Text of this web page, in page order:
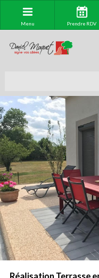
Menu Prendre RDV